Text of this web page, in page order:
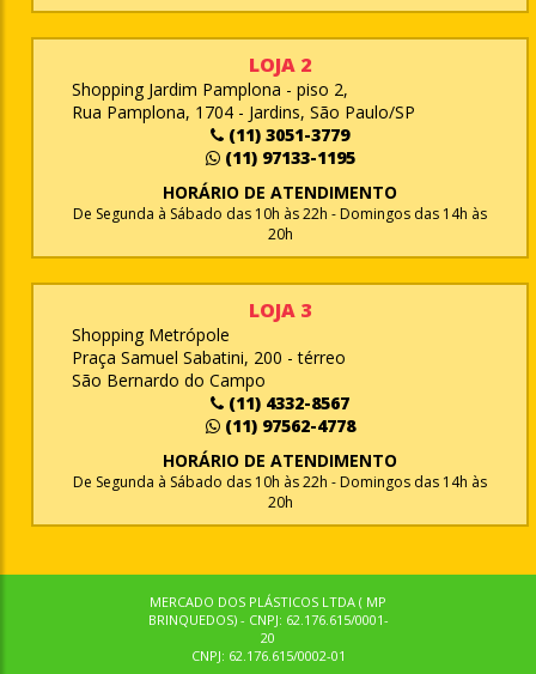
LOJA 2
Shopping Jardim Pamplona - piso 2,
Rua Pamplona, 1704 - Jardins, São Paulo/SP
(11) 3051-3779
(11) 97133-1195
HORÁRIO DE ATENDIMENTO
De Segunda à Sábado das 10h às 22h - Domingos das 14h às
20h
LOJA 3
Shopping Metrópole
Praça Samuel Sabatini, 200 - térreo
São Bernardo do Campo
(11) 4332-8567
(11) 97562-4778
HORÁRIO DE ATENDIMENTO
De Segunda à Sábado das 10h às 22h - Domingos das 14h às
20h
MERCADO DOS PLÁSTICOS LTDA ( MP
BRINQUEDOS) - CNPJ: 62.176.615/0001-
20
CNPJ: 62.176.615/0002-01